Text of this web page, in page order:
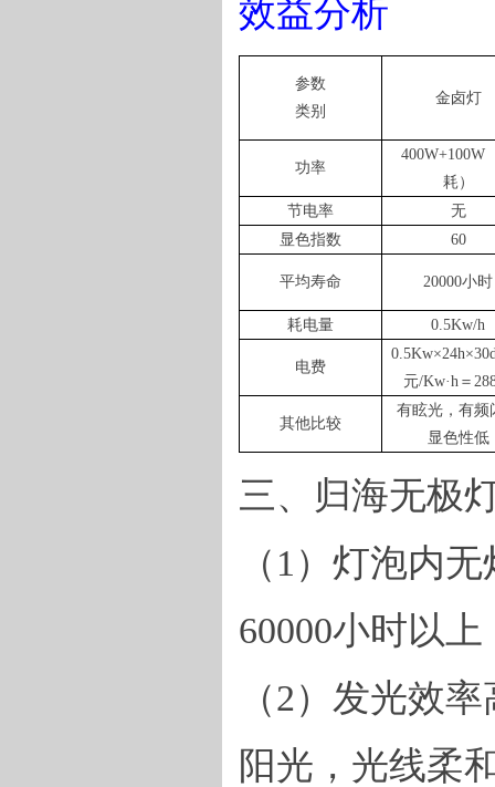
效益分析
参数
类别
金卤灯
功率
400W+100W
耗）
节电率
无
显色指数
60
平均寿命 20000小时
耗电量 0.5Kw/h
电费
0.5Kw×24h×
元/Kw·h ＝
其他比较
有眩光，有频
显色性低
三、归海无极
（ 1 ）灯泡内
60000小时以
（2）发光效
阳光，光线柔